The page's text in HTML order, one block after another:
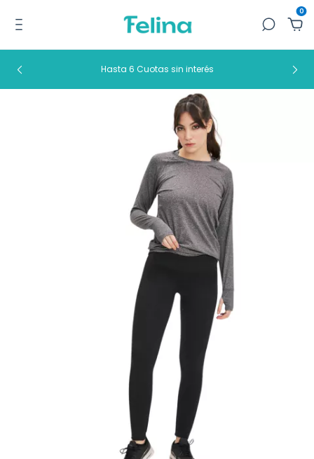
0
Hasta 6 Cuotas sin interés